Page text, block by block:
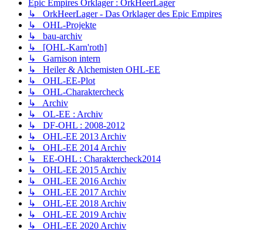
Epic Empires Orklager : OrkHeerLager
↳ OrkHeerLager - Das Orklager des Epic Empires
↳ OHL-Projekte
↳ bau-archiv
↳ [OHL-Karn'roth]
↳ Garnison intern
↳ Heiler & Alchemisten OHL-EE
↳ OHL-EE-Plot
↳ OHL-Charaktercheck
↳ Archiv
↳ OL-EE : Archiv
↳ DF-OHL : 2008-2012
↳ OHL-EE 2013 Archiv
↳ OHL-EE 2014 Archiv
↳ EE-OHL : Charaktercheck2014
↳ OHL-EE 2015 Archiv
↳ OHL-EE 2016 Archiv
↳ OHL-EE 2017 Archiv
↳ OHL-EE 2018 Archiv
↳ OHL-EE 2019 Archiv
↳ OHL-EE 2020 Archiv